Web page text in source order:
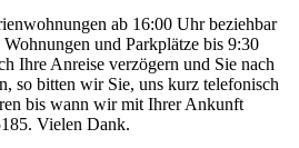
ab 16:00 Uhr beziehbar
und Parkplätze bis 9:30
Ihre Anreise verzögern und Sie nach
so bitten wir Sie, uns kurz telefonisch
bis wann wir mit Ihrer Ankunft
Vielen Dank.